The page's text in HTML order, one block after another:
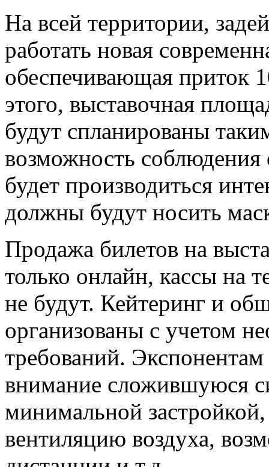
На всей территории,
работать новая
обеспечивающая приток
этого, выставочная
будут спланированы
возможность соблюдения
будет производиться
должны будут носить
Продажа билетов на
только онлайн, кассы на
не будут. Кейтеринг и
организованы с учетом
требований.
внимание сложившуюся
минимальной
вентиляцию воздуха,